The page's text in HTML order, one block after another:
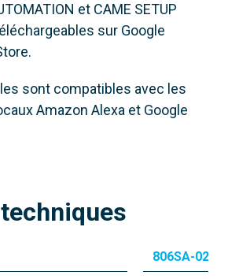
et CAME SETUP
sur Google
sont compatibles avec les
Amazon Alexa et Google
806SA-0210